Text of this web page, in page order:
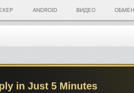
ANDROID ВИДЕО